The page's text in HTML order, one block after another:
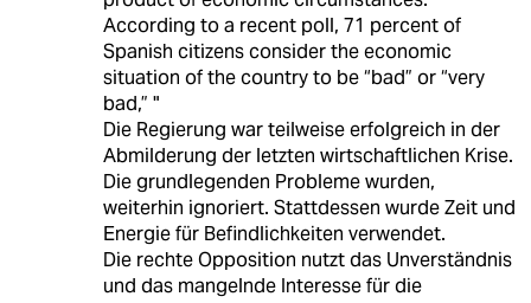
According to a recent poll, 71 percent of
Spanish citizens consider the economic
situation of the country to be “bad” or “very
bad,” "
Die Regierung war teilweise erfolgreich in der
Abmilderung der letzten wirtschaftlichen Krise.
Die grundlegenden Probleme wurden,
weiterhin ignoriert. Stattdessen wurde Zeit und
Energie für Befindlichkeiten verwendet.
Die rechte Opposition nutzt das Unverständnis
und das mangelnde Interesse für die